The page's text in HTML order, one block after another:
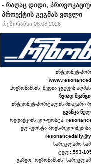
- რაღაც დიდი,
პროექტის გეგმას ვთვლი
რეზონანსი 08.08.2026
ინტერნეტ-
„რეზონანსის“ მედია ჯგუფის
ზვიად
ინტერნეტ-პორტალის მთავარი
გვანცა
რედაქციის ელ-ფოსტა:
ელ-ფოსტა პრეს-რელიზებისა
სარეკლამო
ტელ: 593-
გაზეთ "რეზონანსის"